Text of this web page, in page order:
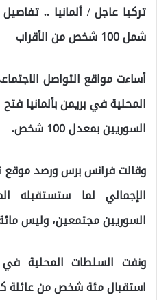
تركيا عاجل / ألمانيا ..
شمل 100 شخص من الأقراب
أساءت مواقع التواصل
المحلية في بريمن بألمانيا
السوريين بمعدل 100 شخص.
وقالت فرانس برس ورصد موقع
الإجمالي لما ستستقبله
السوريين مجتمعين، وليس
ونفت السلطات المحلية
استقبال مئة شخص من عائلة